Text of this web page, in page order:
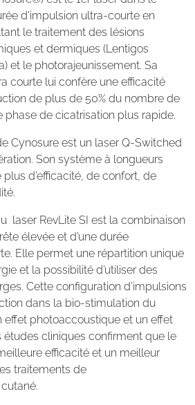
d’impulsion ultra-courte en
le traitement des lésions
et dermiques (Lentigos
et le photorajeunissement. Sa
courte lui confère une efficacité
de plus de 50% du nombre de
phase de cicatrisation plus rapide.
Cynosure est un laser Q-Switched
Son système à longueurs
d’efficacité, de confort, de
laser RevLite SI est la combinaison
élevée et d’une durée
Elle permet une répartition unique
et la possibilité d’utiliser des
Cette configuration d’impulsions
dans la bio-stimulation du
effet photoaccoustique et un effet
cliniques confirment que le
efficacité et un meilleur
traitements de